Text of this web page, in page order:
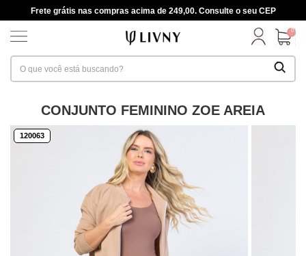
Frete grátis nas compras acima de 249,00. Consulte o seu CEP
0
CONJUNTO FEMININO ZOE AREIA
120063